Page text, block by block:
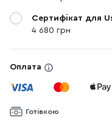
Сертифікат для
4 680 грн
Оплата
Готівкою